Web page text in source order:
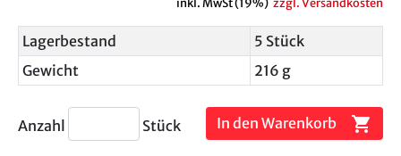
Lagerbestand
5 Stück
Gewicht
216 g
Anzahl Stück In den Warenkorb shopping_cart